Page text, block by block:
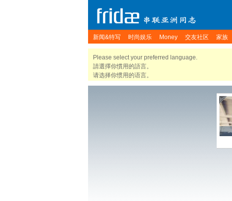
新闻&特写 时尚娱乐 Money 交友社区 家族
Please select your preferred language.
請選擇你慣用的語言。
请选择你惯用的语言。